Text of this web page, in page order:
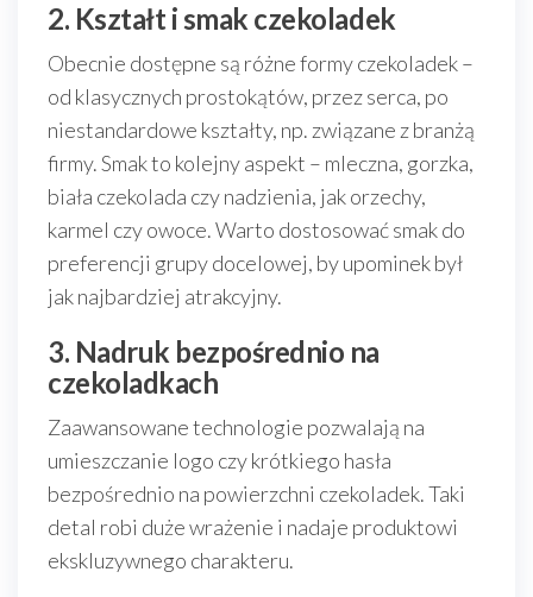
2. Kształt i smak czekoladek
Obecnie dostępne są różne formy czekoladek –
od klasycznych prostokątów, przez serca, po
niestandardowe kształty, np. związane z branżą
firmy. Smak to kolejny aspekt – mleczna, gorzka,
biała czekolada czy nadzienia, jak orzechy,
karmel czy owoce. Warto dostosować smak do
preferencji grupy docelowej, by upominek był
jak najbardziej atrakcyjny.
3. Nadruk bezpośrednio na
czekoladkach
Zaawansowane technologie pozwalają na
umieszczanie logo czy krótkiego hasła
bezpośrednio na powierzchni czekoladek. Taki
detal robi duże wrażenie i nadaje produktowi
ekskluzywnego charakteru.